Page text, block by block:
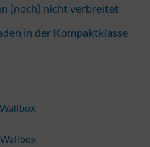
(noch) nicht verbreitet
in der Kompaktklasse